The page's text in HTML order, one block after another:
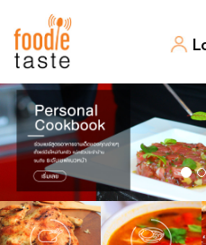
สูตรอาหาร
สูตรอาหารล่าสุด
Top Foodie
พาไปชิม
สารพันก้นครัว